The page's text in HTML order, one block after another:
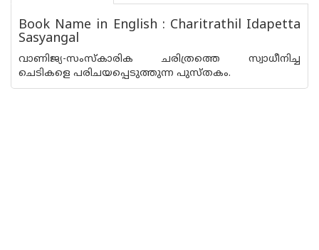
Book Name in English : Charitrathil Idapetta
Sasyangal
വാണിജ്യ-സംസ്കാരിക ചരിത്രത്തെ സ്വാധീനിച്ച
ചെടികളെ പരിചയപ്പെടുത്തുന്ന പുസ്തകം.